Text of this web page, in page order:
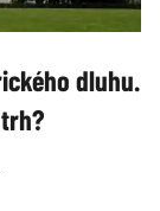
dluhu.